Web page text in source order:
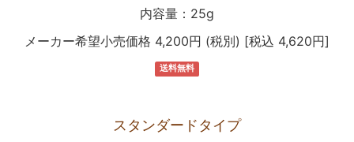
内容量：25g
メーカー希望小売価格 4,200円 (税別) [税込 4,620円]
送料無料
スタンダードタイプ